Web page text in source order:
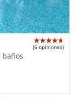
(6 opiniones)
baños